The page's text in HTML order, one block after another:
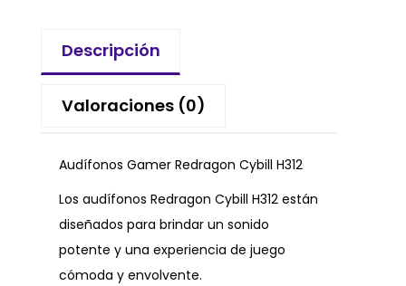
Descripción
Valoraciones (0)
Audífonos Gamer Redragon Cybill H312
Los audífonos Redragon Cybill H312 están
diseñados para brindar un sonido
potente y una experiencia de juego
cómoda y envolvente.